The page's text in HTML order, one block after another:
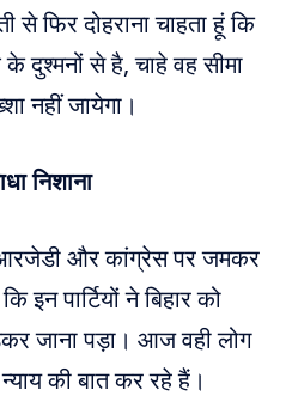
से फिर दोहराना चाहता हूं कि
दुश्मनों से है, चाहे वह सीमा
नहीं जायेगा।
निशाना
आरजेडी और कांग्रेस पर जमकर
इन पार्टियों ने बिहार को
जाना पड़ा। आज वही लोग
की बात कर रहे हैं।